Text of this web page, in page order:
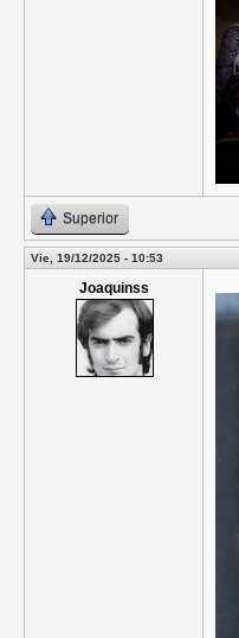
Superior
Vie, 19/12/2025 - 10:53
Joaquinss